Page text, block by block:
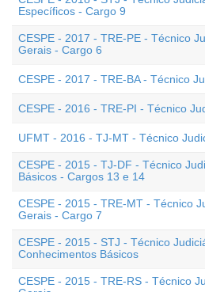
Específicos - Cargo 9
CESPE - 2017 - TRE-PE - Técnico
Gerais - Cargo 6
CESPE - 2017 - TRE-BA - Técnico
CESPE - 2016 - TRE-PI - Técnico
UFMT - 2016 - TJ-MT - Técnico
CESPE - 2015 - TJ-DF - Técnico
Básicos - Cargos 13 e 14
CESPE - 2015 - TRE-MT - Técnico
Gerais - Cargo 7
CESPE - 2015 - STJ - Técnico
Conhecimentos Básicos
CESPE - 2015 - TRE-RS - Técnico